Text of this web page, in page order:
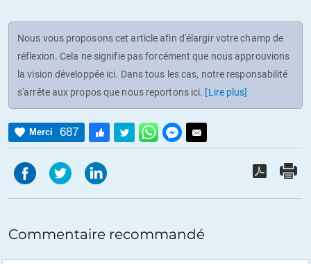
Nous vous proposons cet article afin d'élargir votre champ de
réflexion. Cela ne signifie pas forcément que nous approuvions
la vision développée ici. Dans tous les cas, notre responsabilité
s'arrête aux propos que nous reportons ici. [Lire plus]
Merci 687
Commentaire recommandé